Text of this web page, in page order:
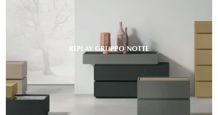
REPLAY GRUPPO NOTTE